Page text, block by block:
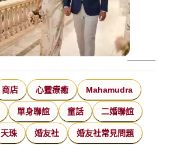
商店 心靈療癒 Mahamudra
單身聯誼 童話 二婚聯誼
天珠 婚友社 婚友社常見問題